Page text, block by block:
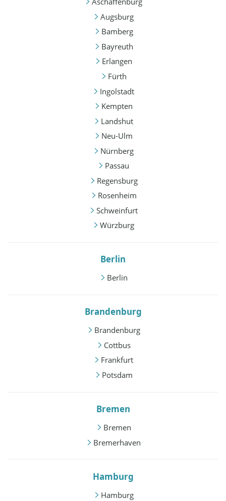
Augsburg
Bamberg
Bayreuth
Erlangen
Fürth
Ingolstadt
Kempten
Landshut
Neu-Ulm
Nürnberg
Passau
Regensburg
Rosenheim
Schweinfurt
Würzburg
Berlin
Berlin
Brandenburg
Brandenburg
Cottbus
Frankfurt
Potsdam
Bremen
Bremen
Bremerhaven
Hamburg
Hamburg